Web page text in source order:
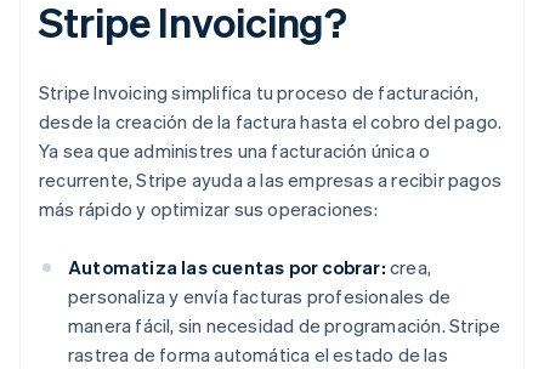
Stripe Invoicing?
Stripe Invoicing simplifica tu proceso de facturación,
desde la creación de la factura hasta el cobro del pago.
Ya sea que administres una facturación única o
recurrente, Stripe ayuda a las empresas a recibir pagos
más rápido y optimizar sus operaciones:
Automatiza las cuentas por cobrar: crea,
personaliza y envía facturas profesionales de
manera fácil, sin necesidad de programación. Stripe
rastrea de forma automática el estado de las